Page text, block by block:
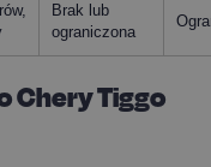
Brak lub
ograniczona
Chery Tiggo